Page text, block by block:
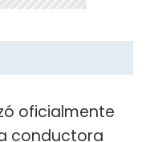
oficialmente
conductora